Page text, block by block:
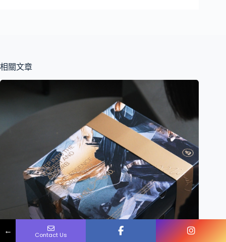
相關文章
← Contact Us